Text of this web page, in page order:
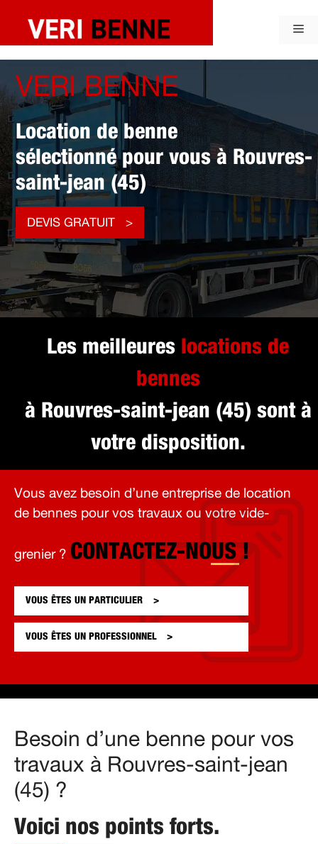
contenu
VERI BENNE
Location de benne
sélectionné pour vous à Rouvres-
saint-jean (45)
DEVIS GRATUIT
Les meilleures locations de
bennes
à Rouvres-saint-jean (45) sont à
votre disposition.
Vous avez besoin d’une entreprise de location
de bennes pour vos travaux ou votre vide-
grenier ? CONTACTEZ-NOUS !
VOUS ÊTES UN PARTICULIER
VOUS ÊTES UN PROFESSIONNEL
Besoin d’une benne pour vos
travaux à Rouvres-saint-jean
(45) ?
Voici nos points forts.